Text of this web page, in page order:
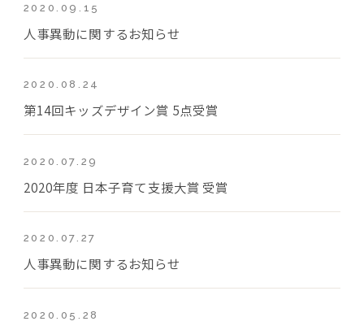
2020.09.15
人事異動に関するお知らせ
2020.08.24
第14回キッズデザイン賞 5点受賞
2020.07.29
2020年度 日本子育て支援大賞 受賞
2020.07.27
人事異動に関するお知らせ
2020.05.28